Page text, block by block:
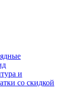
и
со скидкой